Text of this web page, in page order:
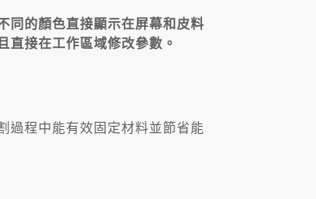
同的顏色直接顯示在屏幕和皮料
直接在工作區域修改參數。
過程中能有效固定材料並節省能